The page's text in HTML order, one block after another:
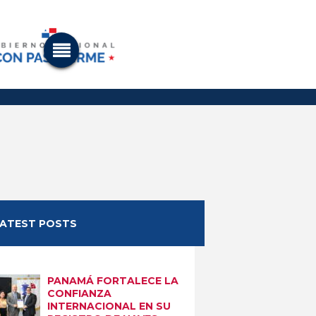
POSTS
PANAMÁ FORTALECE LA
CONFIANZA
INTERNACIONAL EN SU